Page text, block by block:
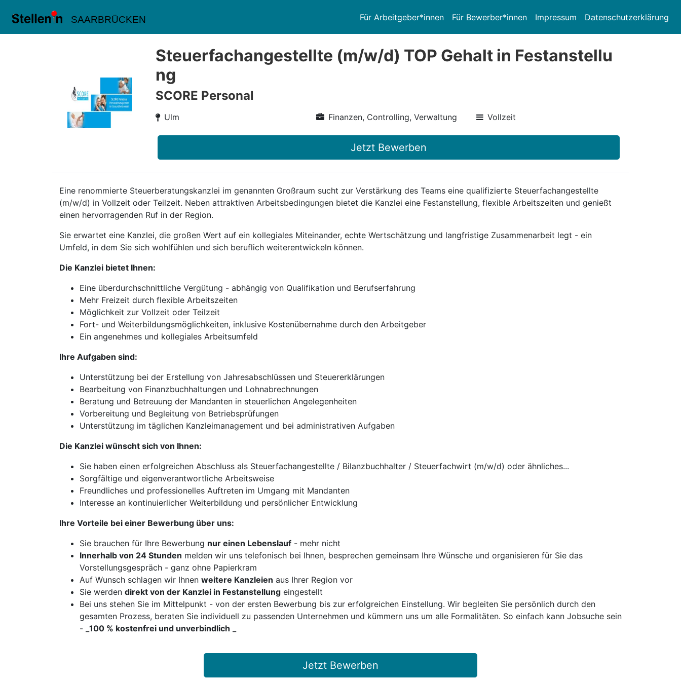
SAARBRÜCKEN Für Arbeitgeber*innen Für Bewerber*innen Impressum Datenschutzerklärung
Steuerfachangestellte (m/w/d) TOP Gehalt in Festanstellu
ng
SCORE Personal
Ulm Finanzen, Controlling, Verwaltung Vollzeit
Jetzt Bewerben
Eine renommierte Steuerberatungskanzlei im genannten Großraum sucht zur Verstärkung des Teams eine qualifizierte Steuerfachangestellte
(m/w/d) in Vollzeit oder Teilzeit. Neben attraktiven Arbeitsbedingungen bietet die Kanzlei eine Festanstellung, flexible Arbeitszeiten und genießt
einen hervorragenden Ruf in der Region.
Sie erwartet eine Kanzlei, die großen Wert auf ein kollegiales Miteinander, echte Wertschätzung und langfristige Zusammenarbeit legt - ein
Umfeld, in dem Sie sich wohlfühlen und sich beruflich weiterentwickeln können.
Die Kanzlei bietet Ihnen:
Eine überdurchschnittliche Vergütung - abhängig von Qualifikation und Berufserfahrung
Mehr Freizeit durch flexible Arbeitszeiten
Möglichkeit zur Vollzeit oder Teilzeit
Fort- und Weiterbildungsmöglichkeiten, inklusive Kostenübernahme durch den Arbeitgeber
Ein angenehmes und kollegiales Arbeitsumfeld
Ihre Aufgaben sind:
Unterstützung bei der Erstellung von Jahresabschlüssen und Steuererklärungen
Bearbeitung von Finanzbuchhaltungen und Lohnabrechnungen
Beratung und Betreuung der Mandanten in steuerlichen Angelegenheiten
Vorbereitung und Begleitung von Betriebsprüfungen
Unterstützung im täglichen Kanzleimanagement und bei administrativen Aufgaben
Die Kanzlei wünscht sich von Ihnen:
Sie haben einen erfolgreichen Abschluss als Steuerfachangestellte / Bilanzbuchhalter / Steuerfachwirt (m/w/d) oder ähnliches...
Sorgfältige und eigenverantwortliche Arbeitsweise
Freundliches und professionelles Auftreten im Umgang mit Mandanten
Interesse an kontinuierlicher Weiterbildung und persönlicher Entwicklung
Ihre Vorteile bei einer Bewerbung über uns:
Sie brauchen für Ihre Bewerbung nur einen Lebenslauf - mehr nicht
Innerhalb von 24 Stunden melden wir uns telefonisch bei Ihnen, besprechen gemeinsam Ihre Wünsche und organisieren für Sie das
Vorstellungsgespräch - ganz ohne Papierkram
Auf Wunsch schlagen wir Ihnen weitere Kanzleien aus Ihrer Region vor
Sie werden direkt von der Kanzlei in Festanstellung eingestellt
Bei uns stehen Sie im Mittelpunkt - von der ersten Bewerbung bis zur erfolgreichen Einstellung. Wir begleiten Sie persönlich durch den
gesamten Prozess, beraten Sie individuell zu passenden Unternehmen und kümmern uns um alle Formalitäten. So einfach kann Jobsuche sein
- _ 100 % kostenfrei und unverbindlich
Jetzt Bewerben